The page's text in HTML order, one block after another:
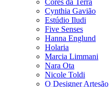
Cores da Terra
Cynthia Gavião
Estúdio Iludi
Five Senses
Hanna Englund
Holaria
Marcia Limmani
Nara Ota
Nicole Toldi
O Designer Artesão